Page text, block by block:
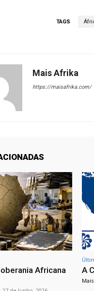
TAGS
Mais Afrika
https://maisafrika.com/
Africana
A